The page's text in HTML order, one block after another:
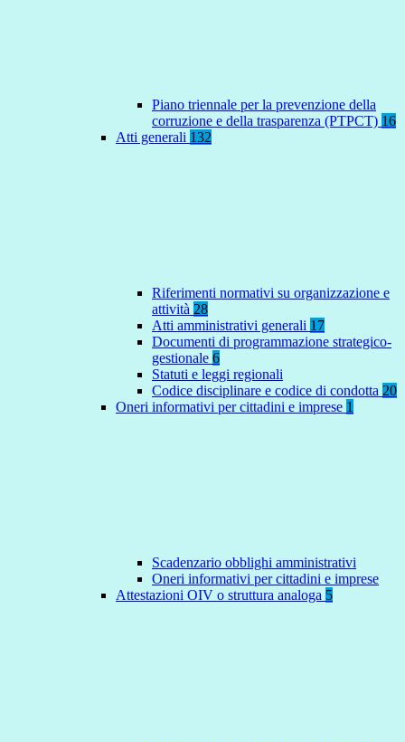
Piano triennale per la prevenzione della
corruzione e della trasparenza (PTPCT) 16
Atti generali 132
Riferimenti normativi su organizzazione e
attività 28
Atti amministrativi generali 17
Documenti di programmazione strategico-
gestionale 6
Statuti e leggi regionali
Codice disciplinare e codice di condotta 20
Oneri informativi per cittadini e imprese 1
Scadenzario obblighi amministrativi
Oneri informativi per cittadini e imprese
Attestazioni OIV o struttura analoga 5